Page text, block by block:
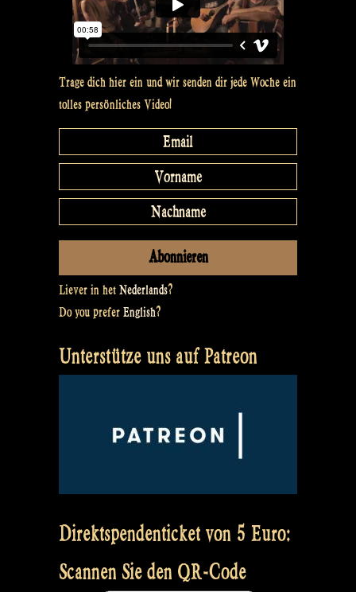
Trage dich hier ein und wir senden dir jede Woche ein
tolles persönliches Video!
Liever in het Nederlands?
Do you prefer English?
Unterstütze uns auf Patreon
Direktspendenticket von 5 Euro:
Scannen Sie den QR-Code